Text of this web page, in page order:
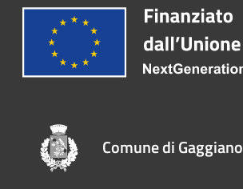
Comune di Gaggiano